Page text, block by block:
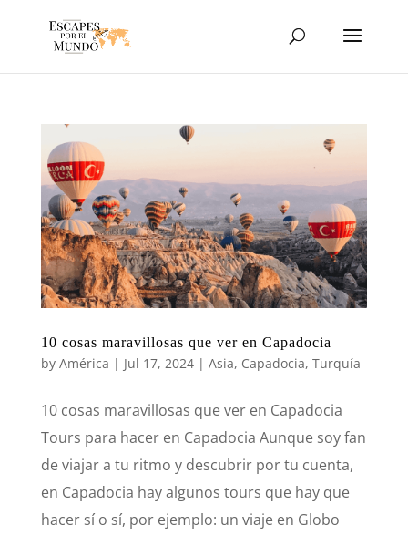
10 cosas maravillosas que ver en Capadocia
by América | Jul 17, 2024| Asia, Capadocia, Turquía
10 cosas maravillosas que ver en Capadocia
Tours para hacer en Capadocia Aunque soy fan
de viajar a tu ritmo y descubrir por tu cuenta,
en Capadocia hay algunos tours que hay que
hacer sí o sí, por ejemplo: un viaje en Globo